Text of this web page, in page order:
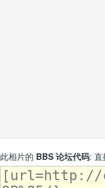
此相片的 BBS 论坛代码: 直